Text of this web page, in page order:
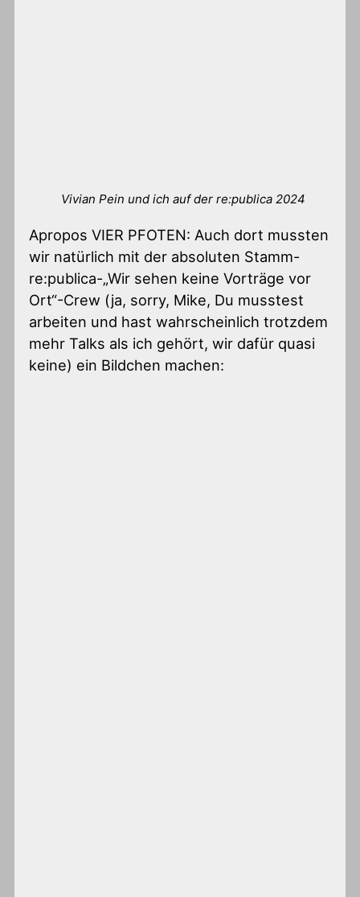
Vivian Pein und ich auf der re:publica 2024
Apropos VIER PFOTEN: Auch dort mussten
wir natürlich mit der absoluten Stamm-
re:publica-„Wir sehen keine Vorträge vor
Ort“-Crew (ja, sorry, Mike, Du musstest
arbeiten und hast wahrscheinlich trotzdem
mehr Talks als ich gehört, wir dafür quasi
keine) ein Bildchen machen: